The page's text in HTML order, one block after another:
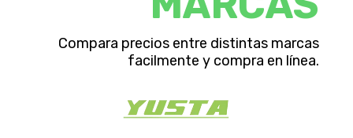
Compara precios entre distintas marcas
facilmente y compra en línea.